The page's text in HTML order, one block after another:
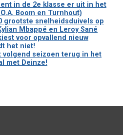
in de 2e klasse er uit in het
Boom en Turnhout)
grootste snelheidsduivels op
Mbappé en Leroy Sané
voor opvallend nieuw
het niet!
volgend seizoen terug in het
met Deinze!